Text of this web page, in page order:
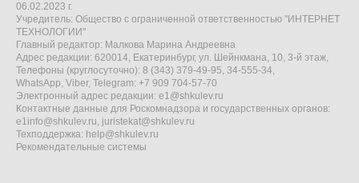
06.02.2023 г.
Учредитель: Общество с ограниченной ответственностью "ИНТЕРНЕТ
ТЕХНОЛОГИИ"
Главный редактор: Малкова Марина Андреевна
Адрес редакции: 620014, Екатеринбург, ул. Шейнкмана, 10, 3-й этаж,
Телефоны (круглосуточно): 8 (343) 379-49-95, 34-555-34,
WhatsApp, Viber, Telegram: +7 909 704-57-70
Электронный адрес редакции: e1@shkulev.ru
Контактные данные для Роскомнадзора и государственных органов:
e1info@shkulev.ru, juristekat@shkulev.ru
Техподдержка: help@shkulev.ru
Рекомендательные системы